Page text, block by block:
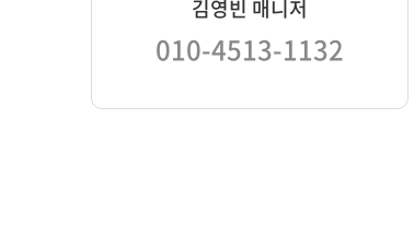
김영빈 매니저
010-4513-1132